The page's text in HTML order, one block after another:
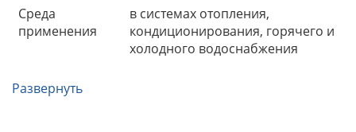
Среда
применения
в системах отопления,
кондиционирования, горячего и
холодного водоснабжения
Развернуть